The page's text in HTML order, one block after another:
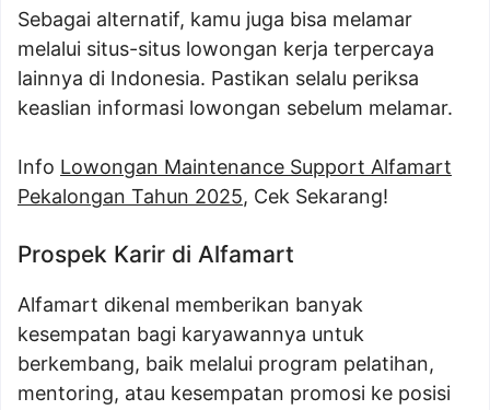
Sebagai alternatif, kamu juga bisa melamar
melalui situs-situs lowongan kerja terpercaya
lainnya di Indonesia. Pastikan selalu periksa
keaslian informasi lowongan sebelum melamar.
Info Lowongan Maintenance Support Alfamart
Pekalongan Tahun 2025, Cek Sekarang!
Prospek Karir di Alfamart
Alfamart dikenal memberikan banyak
kesempatan bagi karyawannya untuk
berkembang, baik melalui program pelatihan,
mentoring, atau kesempatan promosi ke posisi